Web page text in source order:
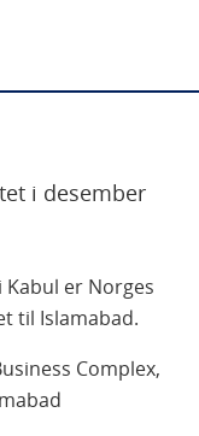
i desember
er Norges
til Islamabad.
Complex,